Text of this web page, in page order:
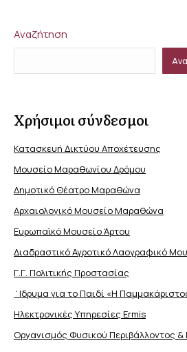
Αναζήτηση
Χρήσιμοι σύνδεσμοι
Κατασκευή Δικτύου Αποχέτευσης
Μουσείο Μαραθωνίου Δρόμου
Δημοτικό Θέατρο Μαραθώνα
Αρχαιολογικό Μουσείο Μαραθώνα
Ευρωπαϊκό Μουσείο Άρτου
Διαδραστικό Αγροτικό Λαογραφικό
Γ.Γ. Πολιτικής Προστασίας
΄Ιδρυμα για το Παιδί «Η
Ηλεκτρονικές Υπηρεσίες Ermis
Οργανισμός Φυσικού Περιβάλλοντος &